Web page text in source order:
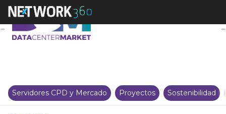
Aragón usa IA de AWS para
Servidores CPD y Mercado Proyectos Sostenibilidad